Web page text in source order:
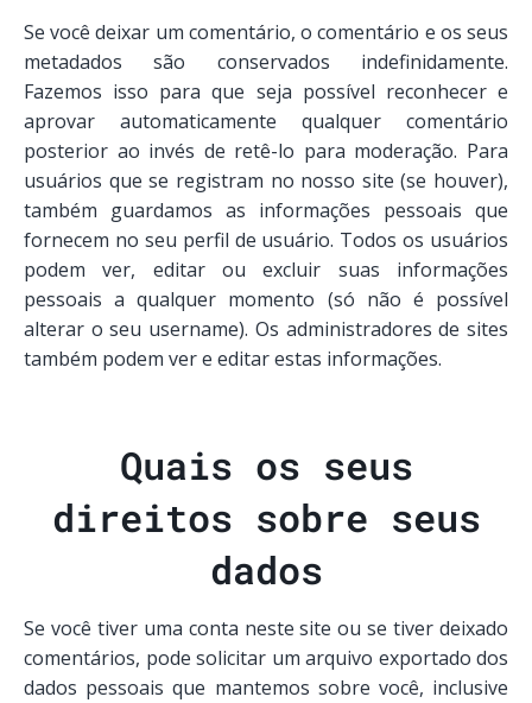
Se você deixar um comentário, o comentário e os seus
metadados são conservados indefinidamente.
Fazemos isso para que seja possível reconhecer e
aprovar automaticamente qualquer comentário
posterior ao invés de retê-lo para moderação. Para
usuários que se registram no nosso site (se houver),
também guardamos as informações pessoais que
fornecem no seu perfil de usuário. Todos os usuários
podem ver, editar ou excluir suas informações
pessoais a qualquer momento (só não é possível
alterar o seu username). Os administradores de sites
também podem ver e editar estas informações.
Quais os seus
direitos sobre seus
dados
Se você tiver uma conta neste site ou se tiver deixado
comentários, pode solicitar um arquivo exportado dos
dados pessoais que mantemos sobre você, inclusive